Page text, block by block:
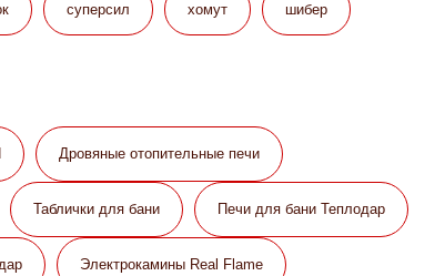
суперсил хомут шибер
Дровяные отопительные печи
Таблички для бани Печи для бани Теплодар
Электрокамины Real Flame